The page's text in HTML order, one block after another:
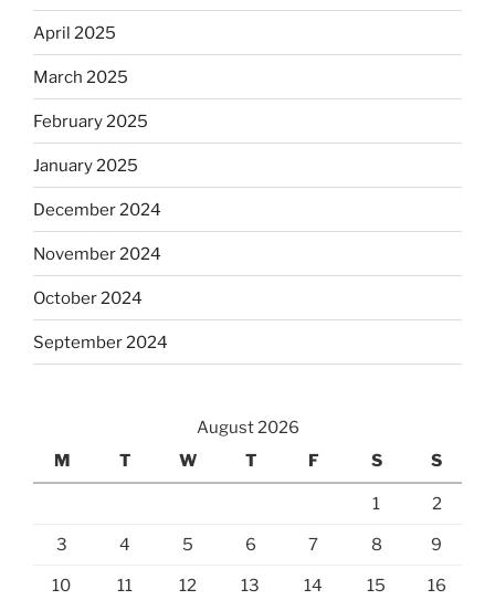
April 2025
March 2025
February 2025
January 2025
December 2024
November 2024
October 2024
September 2024
August 2026
M
T W T F S S
1 2
3 4 5 6 7 8 9
10 11 12 13 14 15 16